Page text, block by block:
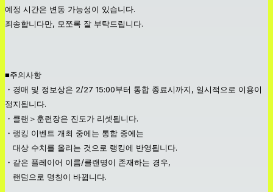
예정 시간은 변동 가능성이 있습니다.
죄송합니다만, 모쪼록 잘 부탁드립니다.
■주의사항
・경매 및 정보상은 2/27 15:00부터 통합 종료시까지, 일시적으로 이용이
정지됩니다.
・클랜＞훈련장은 진도가 리셋됩니다.
・랭킹 이벤트 개최 중에는 통합 중에는
대상 수치를 올리는 것으로 랭킹에 반영됩니다.
・같은 플레이어 이름/클랜명이 존재하는 경우,
랜덤으로 명칭이 바뀝니다.